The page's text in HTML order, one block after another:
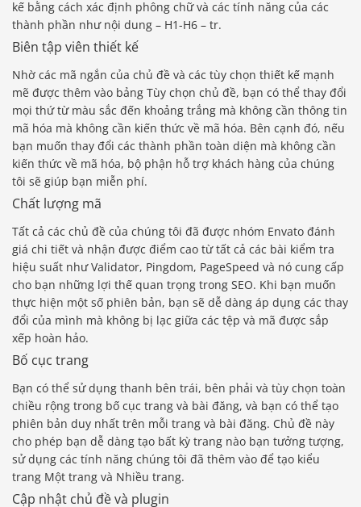
kế bằng cách xác định phông chữ và các tính năng của các
thành phần như nội dung – H1-H6 – tr.
Biên tập viên thiết kế
Nhờ các mã ngắn của chủ đề và các tùy chọn thiết kế mạnh
mẽ được thêm vào bảng Tùy chọn chủ đề, bạn có thể thay đổi
mọi thứ từ màu sắc đến khoảng trắng mà không cần thông tin
mã hóa mà không cần kiến ​​thức về mã hóa. Bên cạnh đó, nếu
bạn muốn thay đổi các thành phần toàn diện mà không cần
kiến ​​thức về mã hóa, bộ phận hỗ trợ khách hàng của chúng
tôi sẽ giúp bạn miễn phí.
Chất lượng mã
Tất cả các chủ đề của chúng tôi đã được nhóm Envato đánh
giá chi tiết và nhận được điểm cao từ tất cả các bài kiểm tra
hiệu suất như Validator, Pingdom, PageSpeed ​​và nó cung cấp
cho bạn những lợi thế quan trọng trong SEO. Khi bạn muốn
thực hiện một số phiên bản, bạn sẽ dễ dàng áp dụng các thay
đổi của mình mà không bị lạc giữa các tệp và mã được sắp
xếp hoàn hảo.
Bố cục trang
Bạn có thể sử dụng thanh bên trái, bên phải và tùy chọn toàn
chiều rộng trong bố cục trang và bài đăng, và bạn có thể tạo
phiên bản duy nhất trên mỗi trang và bài đăng. Chủ đề này
cho phép bạn dễ dàng tạo bất kỳ trang nào bạn tưởng tượng,
sử dụng các tính năng chúng tôi đã thêm vào để tạo kiểu
trang Một trang và Nhiều trang.
Cập nhật chủ đề và plugin